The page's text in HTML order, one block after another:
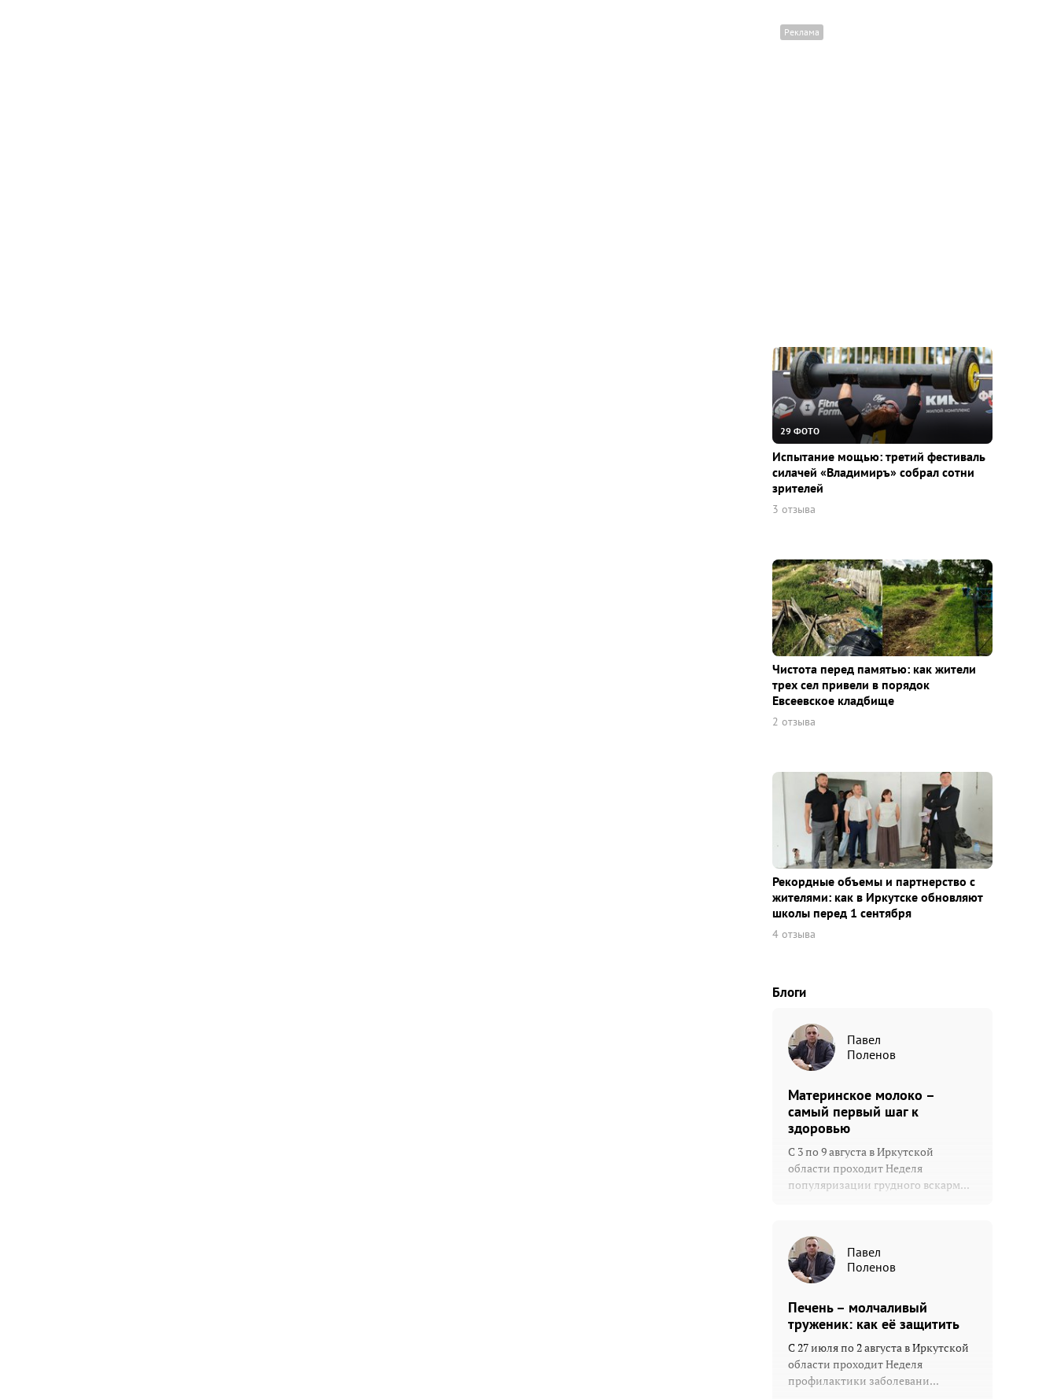
29 ФОТО
Испытание мощью: третий фестиваль
силачей «Владимиръ» собрал сотни
зрителей
3 отзыва
Чистота перед памятью: как жители
трех сел привели в порядок
Евсеевское кладбище
2 отзыва
Рекордные объемы и партнерство с
жителями: как в Иркутске обновляют
школы перед 1 сентября
4 отзыва
Блоги
Павел
Поленов
Материнское молоко –
самый первый шаг к
здоровью
С 3 по 9 августа в Иркутской
области проходит Неделя
популяризации грудного вскарм...
Павел
Поленов
Печень – молчаливый
труженик: как её защитить
С 27 июля по 2 августа в Иркутской
области проходит Неделя
профилактики заболевани...